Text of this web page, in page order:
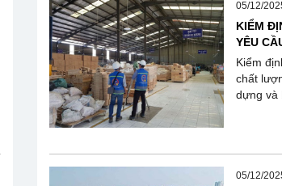
05/12/
KIỂM
YÊU
Kiểm
chất
dựng và
05/12/